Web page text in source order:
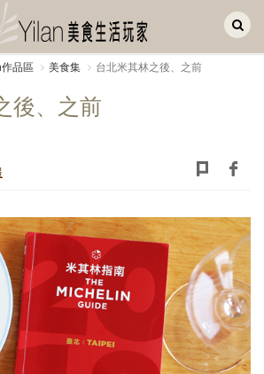
品區 美食集 台北米其林之後、之前
後、之前